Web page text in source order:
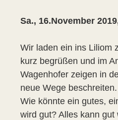
Sa., 16.November
Wir laden ein ins Liliom
kurz begrüßen und im
Wagenhofer zeigen in
neue Wege beschreiten.
Wie könnte ein gutes,
wird gut? Alles kann gut